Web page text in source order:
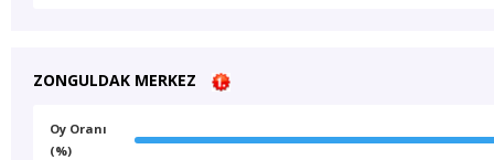
ZONGULDAK MERKEZ
Oy Oranı
(%)